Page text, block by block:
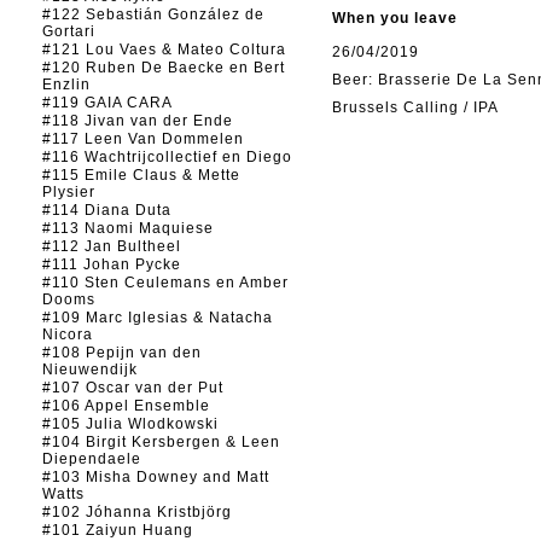
#122 Sebastián González de
Gortari
#121 Lou Vaes & Mateo Coltura
#120 Ruben De Baecke en Bert
Enzlin
#119 GAIA CARA
#118 Jivan van der Ende
#117 Leen Van Dommelen
#116 Wachtrijcollectief en Diego
#115 Emile Claus & Mette
Plysier
#114 Diana Duta
#113 Naomi Maquiese
#112 Jan Bultheel
#111 Johan Pycke
#110 Sten Ceulemans en Amber
Dooms
#109 Marc Iglesias & Natacha
Nicora
#108 Pepijn van den
Nieuwendijk
#107 Oscar van der Put
#106 Appel Ensemble
#105 Julia Wlodkowski
#104 Birgit Kersbergen & Leen
Diependaele
#103 Misha Downey and Matt
Watts
#102 Jóhanna Kristbjörg
#101 Zaiyun Huang
When you leave
26/04/2019
Beer: Brasserie De La
Brussels Calling / IPA